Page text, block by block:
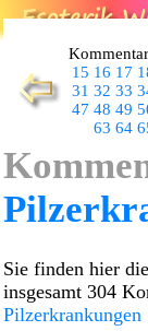
15 16 17
31 32 33
47 48 49
63 64
Sie finden hier
insgesamt 304
Pilzerkrankungen